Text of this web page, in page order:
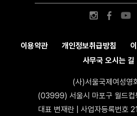
이용약관 개인정보취급방침
사무국 오시는 길
(사)서울국제여성영
(03999) 서울시 마포구 월드컵
대표 변재란 | 사업자등록번호